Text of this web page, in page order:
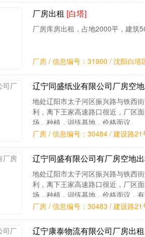
厂房出租 [白塔]
厂房库房出租，占地2000平，建筑
厂房 / 信息编号：31900 / 沈阳白塔
辽宁同盛纸业有限公司厂房空
地处辽阳市太子河区振兴路与铁西
利，离下王家高速路口很近，厂区
场，种植，训练基地，价格面议。
厂房 / 信息编号：30484 / 建设路21
辽宁同盛有限公司有厂房空地
地处辽阳市太子河区振兴路与铁西
利，离下王家高速路口很近，厂区
场，种植，训练基地，价格面议，
厂房 / 信息编号：30483 / 建设路21
辽宁康泰物流有限公司厂房出